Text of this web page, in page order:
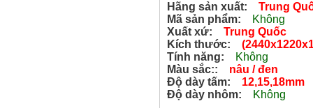
Hãng sản xuất:
Trung
Mã sản phẩm:
Không
Xuất xứ:
Trung Quốc
Kích thước:
Tính năng:
Không
Màu sắc::
nâu / đen
Độ dày tấm:
12,15,18mm
Độ dày nhôm:
Không